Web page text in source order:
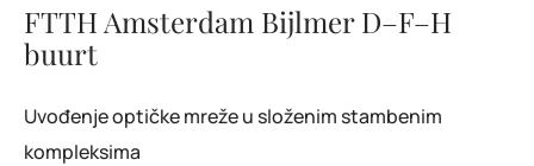
FTTH Amsterdam Bijlmer D–F–H
buurt
Uvođenje optičke mreže u složenim stambenim
kompleksima